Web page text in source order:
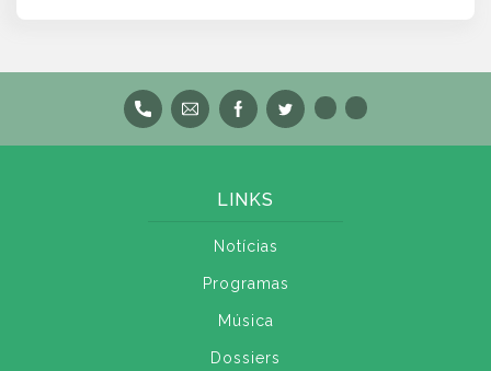
LINKS
Notícias
Programas
Música
Dossiers